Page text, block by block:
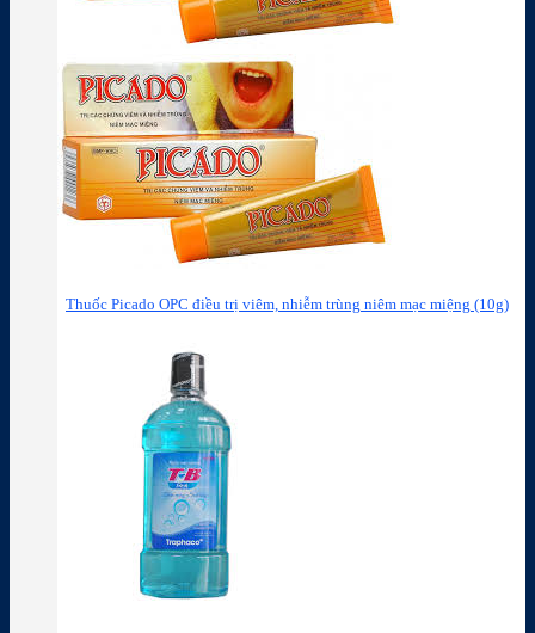
Thuốc Picado OPC điều trị viêm, nhiễm trùng niêm mạc miệng (10g)